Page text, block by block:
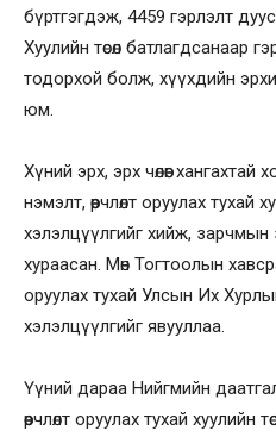
бүртгэгдэж, 4459 гэрлэлт
Хуулийн төсөл батлагдсанаар
тодорхой болж, хүүхдийн
юм.
Хүний эрх, эрх чөлөөг
нэмэлт, өөрчлөлт оруулах тухай
хэлэлцүүлгийг хийж, зарчмын
хураасан. Мөн Тогтоолын
оруулах тухай Улсын Их
хэлэлцүүлгийг явууллаа.
Үүний дараа Нийгмийн
өөрчлөлт оруулах тухай хуулийн